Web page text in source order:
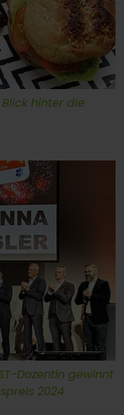
hinter die
Dozentin gewinnt
2024